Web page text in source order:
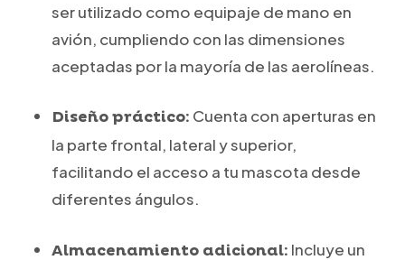
ser utilizado como equipaje de mano en
avión, cumpliendo con las dimensiones
aceptadas por la mayoría de las aerolíneas.
Diseño práctico: Cuenta con aperturas en
la parte frontal, lateral y superior,
facilitando el acceso a tu mascota desde
diferentes ángulos.
Almacenamiento adicional: Incluye un